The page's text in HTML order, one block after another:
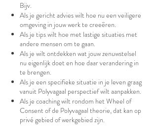
Bijv.
Als je gericht advies wilt hoe nu een veiligere
omgeving in jouw werk te creeëren.
Als je tips wilt hoe met lastige situaties met
andere mensen om te gaan.
Als je wilt ontdekken wat jouw zenuwstelsel
nu eigenlijk doet en hoe daar verandering in
te brengen.
Als je een specifieke situatie in je leven graag
vanuit Polyvagaal perspectief wilt aanpakken.
Als je coaching wilt rondom het Wheel of
Consent of de Polyvagaal theorie, dat kan op
privé gebied of werkgebied zijn.